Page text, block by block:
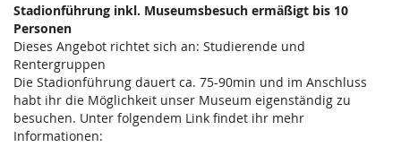
Stadionführung inkl. Museumsbesuch ermäßigt bis 10
Personen
Dieses Angebot richtet sich an: Studierende und
Rentergruppen
Die Stadionführung dauert ca. 75-90min und im Anschluss
habt ihr die Möglichkeit unser Museum eigenständig zu
besuchen. Unter folgendem Link findet ihr mehr
Informationen: